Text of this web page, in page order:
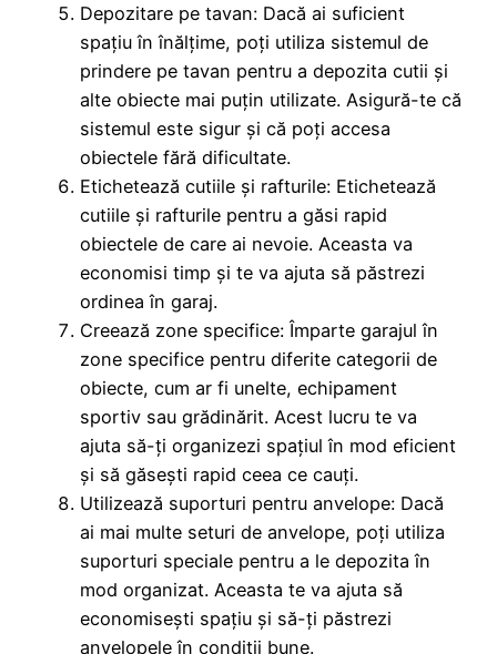
Depozitare pe tavan: Dacă ai suficient
spațiu în înălțime, poți utiliza sistemul de
prindere pe tavan pentru a depozita cutii și
alte obiecte mai puțin utilizate. Asigură-te că
sistemul este sigur și că poți accesa
obiectele fără dificultate.
Etichetează cutiile și rafturile: Etichetează
cutiile și rafturile pentru a găsi rapid
obiectele de care ai nevoie. Aceasta va
economisi timp și te va ajuta să păstrezi
ordinea în garaj.
Creează zone specifice: Împarte garajul în
zone specifice pentru diferite categorii de
obiecte, cum ar fi unelte, echipament
sportiv sau grădinărit. Acest lucru te va
ajuta să-ți organizezi spațiul în mod eficient
și să găsești rapid ceea ce cauți.
Utilizează suporturi pentru anvelope: Dacă
ai mai multe seturi de anvelope, poți utiliza
suporturi speciale pentru a le depozita în
mod organizat. Aceasta te va ajuta să
economisești spațiu și să-ți păstrezi
anvelopele în condiții bune.